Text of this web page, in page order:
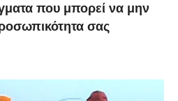
που μπορεί να μην
σας